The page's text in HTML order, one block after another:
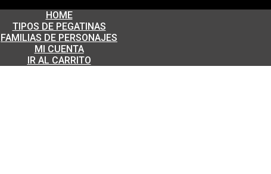
HOME
TIPOS DE PEGATINAS
FAMILIAS DE PERSONAJES
MI CUENTA
IR AL CARRITO